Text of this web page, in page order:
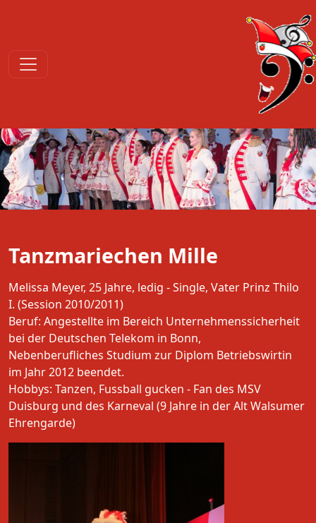
Tanzmariechen Mille
Melissa Meyer, 25 Jahre, ledig - Single, Vater Prinz Thilo
I. (Session 2010/2011)
Beruf: Angestellte im Bereich Unternehmenssicherheit
bei der Deutschen Telekom in Bonn,
Nebenberufliches Studium zur Diplom Betriebswirtin
im Jahr 2012 beendet.
Hobbys: Tanzen, Fussball gucken - Fan des MSV
Duisburg und des Karneval (9 Jahre in der Alt Walsumer
Ehrengarde)